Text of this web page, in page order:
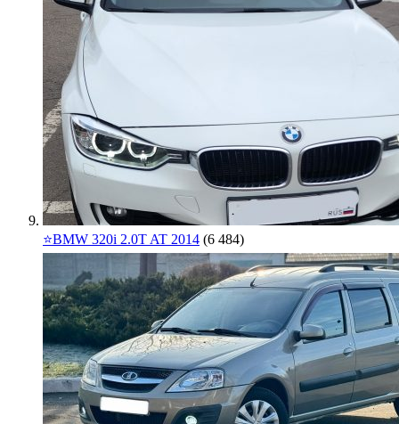
⭐️BMW 320i 2.0T AT 2014 (6 484)